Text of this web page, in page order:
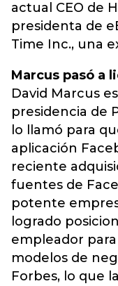
actual CEO de
presidenta de
Time Inc., una
Marcus pasó a
David Marcus
presidencia de
lo llamó para
aplicación
reciente
fuentes de
potente
logrado
empleador
modelos de
Forbes, lo que